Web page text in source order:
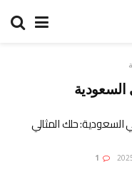
حلك المثالي